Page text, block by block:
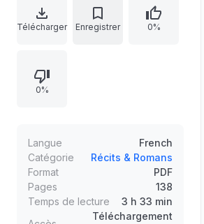
de la CIPC, Maigret suit le passage
et le déplacement d’un suspect
embarquement vers Paris. La
narration décrit l’analyse des
d’informations concordantes, puis la
préparation minutieuse de Maigret
pour l’attente à la Gare du Nord,
dans un contexte de tempête et de
perturbations.
Télécharger Enregistrer 0%
0%
Langue
French
Catégorie
Récits & Romans
Format
PDF
Pages
138
Temps de lecture
3 h 33 min
Téléchargement